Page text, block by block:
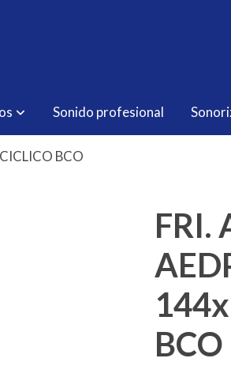
Sonido profesional
BCO
FRI.
BCO